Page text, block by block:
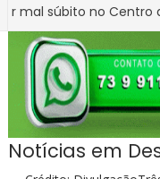
no Centro de
Notícias em